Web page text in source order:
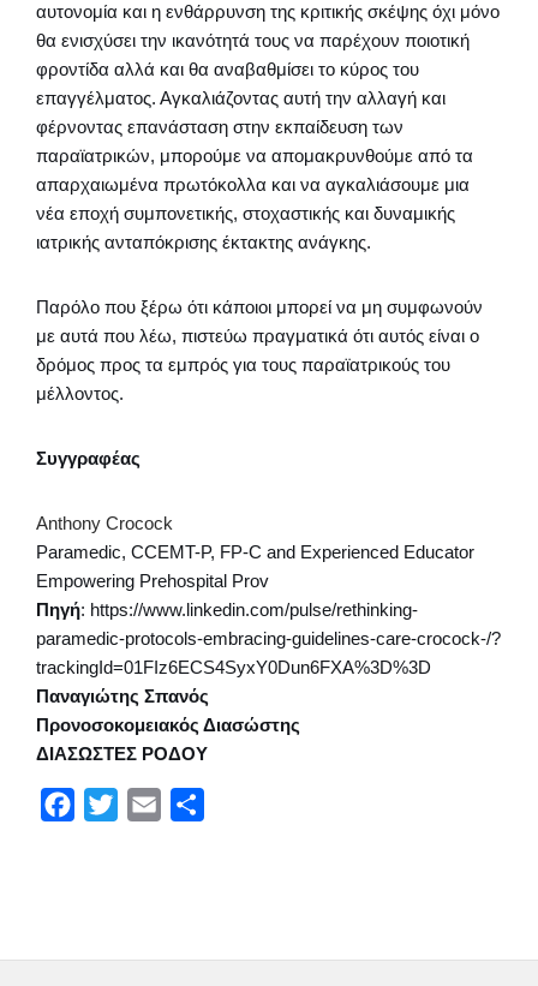
αυτονομία και η ενθάρρυνση της κριτικής σκέψης όχι μόνο
θα ενισχύσει την ικανότητά τους να παρέχουν ποιοτική
φροντίδα αλλά και θα αναβαθμίσει το κύρος του
επαγγέλματος. Αγκαλιάζοντας αυτή την αλλαγή και
φέρνοντας επανάσταση στην εκπαίδευση των
παραϊατρικών, μπορούμε να απομακρυνθούμε από τα
απαρχαιωμένα πρωτόκολλα και να αγκαλιάσουμε μια
νέα εποχή συμπονετικής, στοχαστικής και δυναμικής
ιατρικής ανταπόκρισης έκτακτης ανάγκης.
Παρόλο που ξέρω ότι κάποιοι μπορεί να μη συμφωνούν
με αυτά που λέω, πιστεύω πραγματικά ότι αυτός είναι ο
δρόμος προς τα εμπρός για τους παραϊατρικούς του
μέλλοντος.
Συγγραφέας
Anthony Crocock
Paramedic, CCEMT-P, FP-C and Experienced Educator
Empowering Prehospital Prov
Πηγή: https://www.linkedin.com/pulse/rethinking-
paramedic-protocols-embracing-guidelines-care-crocock-/?
trackingId=01FIz6ECS4SyxY0Dun6FXA%3D%3D
Παναγιώτης Σπανός
Προνοσοκομειακός Διασώστης
ΔΙΑΣΩΣΤΕΣ ΡΟΔΟΥ